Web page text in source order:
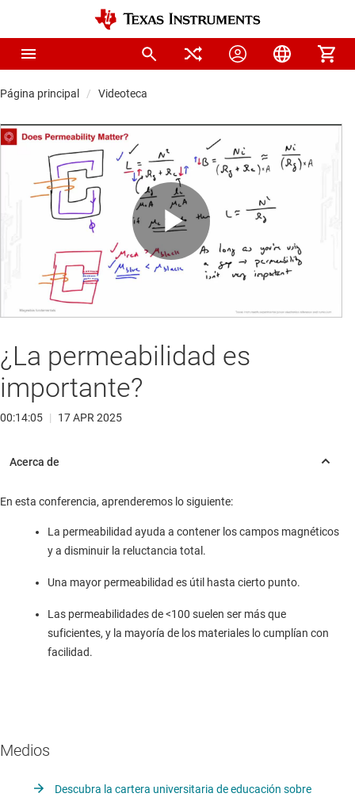
Página principal Videoteca
Play
Video
¿La permeabilidad es
importante?
00:14:05 | 17 APR 2025
En esta conferencia, aprenderemos lo siguiente:
La permeabilidad ayuda a contener los campos magnéticos
y a disminuir la reluctancia total.
Una mayor permeabilidad es útil hasta cierto punto.
Las permeabilidades de <100 suelen ser más que
suficientes, y la mayoría de los materiales lo cumplían con
facilidad.
Medios
Descubra la cartera universitaria de educación sobre